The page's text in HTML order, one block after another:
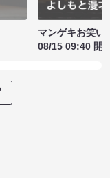
マンゲキお笑い
08/15 09:40 開